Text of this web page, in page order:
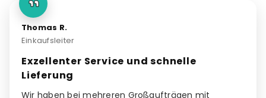
Thomas R.
Einkaufsleiter
Exzellenter Service und schnelle
Lieferung
Wir haben bei mehreren Großaufträgen mit